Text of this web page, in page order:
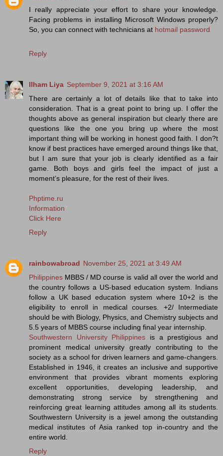
I really appreciate your effort to share your knowledge.
Facing problems in installing Microsoft Windows properly?
So, you can connect with technicians at hotmail password
Reply
Ilham Liya September 9, 2021 at 3:16 AM
There are certainly a lot of details like that to take into
consideration. That is a great point to bring up. I offer the
thoughts above as general inspiration but clearly there are
questions like the one you bring up where the most
important thing will be working in honest good faith. I don?t
know if best practices have emerged around things like that,
but I am sure that your job is clearly identified as a fair
game. Both boys and girls feel the impact of just a
moment’s pleasure, for the rest of their lives.
Phptime.ru
Information
Click Here
Reply
rainbowabroad November 25, 2021 at 3:49 AM
Philippines MBBS / MD course is valid all over the world and
the country follows a US-based education system. Indians
follow a UK based education system where 10+2 is the
eligibility to enroll in medical courses. +2/ Intermediate
should be with Biology, Physics, and Chemistry subjects and
5.5 years of MBBS course including final year internship.
Southwestern University Philippines is a prestigious and
prominent medical university greatly contributing to the
society as a school for driven learners and game-changers.
Established in 1946, it creates an inclusive and supportive
environment that provides vibrant moments exploring
excellent opportunities, developing leadership, and
demonstrating strong service by strengthening and
reinforcing great learning attitudes among all its students.
Southwestern University is a jewel among the outstanding
medical institutes of Asia ranked top in-country and the
entire world.
Reply